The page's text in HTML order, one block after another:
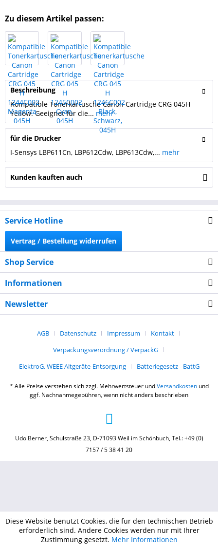
Zu diesem Artikel passen:
Beschreibung
Kompatible Tonerkartusche Canon Cartridge CRG 045H
Yellow. Geeignet für die... mehr
für die Drucker
I-Sensys LBP611Cn, LBP612Cdw, LBP613Cdw,... mehr
Kunden kauften auch
Service Hotline
Vertrag / Bestellung widerrufen
Shop Service
Informationen
Newsletter
AGB Datenschutz Impressum
Kontakt
Verpackungsverordnung / VerpackG
ElektroG, WEEE Altgeräte-Entsorgung
Batteriegesetz - BattG
* Alle Preise verstehen sich zzgl. Mehrwertsteuer undVersandkostenund
ggf. Nachnahmegebühren, wenn nicht anders beschrieben
Udo Berner, Schulstraße 23, D-71093 Weil im Schönbuch, Tel.: +49 (0)
7157 / 5 38 41 20
Diese Website benutzt Cookies, die für den technischen Betrieb
erforderlich sind. Andere Cookies werden nur mit Ihrer
Zustimmung gesetzt. Mehr Informationen